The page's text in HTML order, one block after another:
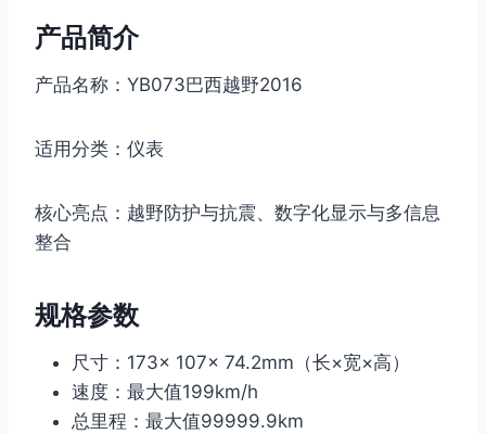
产品简介
产品名称：YB073巴西越野2016
适用分类：仪表
核心亮点：越野防护与抗震、数字化显示与多信息
整合
规格参数
尺寸：173× 107× 74.2mm（长×宽×高）
速度：最大值199km/h
总里程：最大值99999.9km